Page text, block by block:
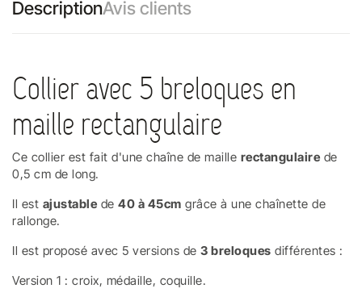
DescriptionAvis clients
Collier avec 5 breloques en
maille rectangulaire
Ce collier est fait d'une chaîne de maille rectangulaire de
0,5 cm de long.
Il est ajustable de 40 à 45cm grâce à une chaînette de
rallonge.
Il est proposé avec 5 versions de 3 breloques différentes :
Version 1 : croix, médaille, coquille.